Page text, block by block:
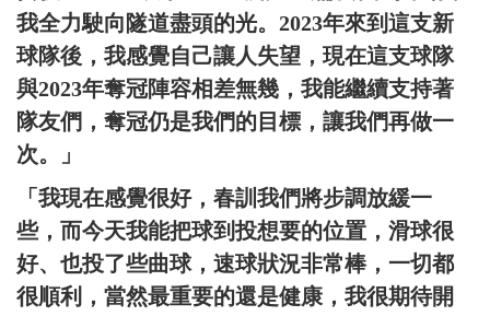
我全力駛向隧道盡頭的光。2023年來到這支新
球隊後，我感覺自己讓人失望，現在這支球隊
與2023年奪冠陣容相差無幾，我能繼續支持著
隊友們，奪冠仍是我們的目標，讓我們再做一
次。」
「我現在感覺很好，春訓我們將步調放緩一
些，而今天我能把球到投想要的位置，滑球很
好、也投了些曲球，速球狀況非常棒，一切都
很順利，當然最重要的還是健康，我很期待開